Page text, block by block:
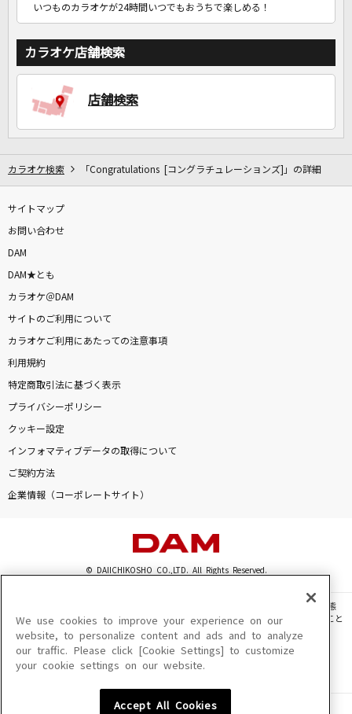
いつものカラオケが24時間いつでもおうちで楽しめる！
カラオケ店舗検索
店舗検索
カラオケ検索 「Congratulations [コングラチュレーションズ]」の詳細
サイトマップ
お問い合わせ
DAM
DAM★とも
カラオケ＠DAM
サイトのご利用について
カラオケご利用にあたっての注意事項
利用規約
特定商取引法に基づく表示
プライバシーポリシー
クッキー設定
インフォマティブデータの取得について
ご契約方法
企業情報（コーポレートサイト）
© DAIICHIKOSHO CO.,LTD. All Rights Reserved.
このサイトに掲載されている一切の文章・画像・写真・動画・音声等を、手段や形態
を問わず、著作権法の定める範囲を超えて無断で複製、転載、ファイル化などすること
を禁じます。
楽曲及びコンテンツは、機種によりご利用いただけない場合があります。
楽曲及びコンテンツの配信日、配信内容が変更になる場合があります。
We use cookies to improve your experience on our
website, to personalize content and ads and to analyze
our traffic. Please click [Cookie Settings] to customize
your cookie settings on our website.
Accept All Cookies